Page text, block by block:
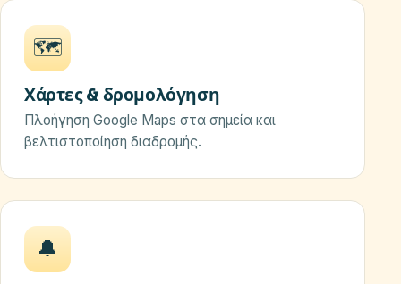
🗺️
Χάρτες & δρομολόγηση
Πλοήγηση Google Maps στα σημεία και
βελτιστοποίηση διαδρομής.
🔔